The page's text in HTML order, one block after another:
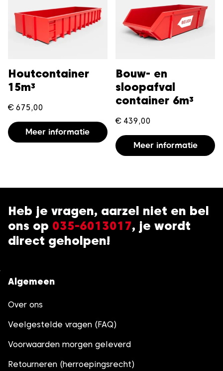
Houtcontainer
15m³
€ 675,00
Meer informatie
Bouw- en
sloopafval
container 6m³
€ 439,00
Meer informatie
Heb je vragen, aarzel niet en bel
ons op 035-6013017, je wordt
direct geholpen!
Algemeen
Over ons
Veelgestelde vragen (FAQ)
Voorwaarden morgen geleverd
Retourneren (herroepingsrecht)